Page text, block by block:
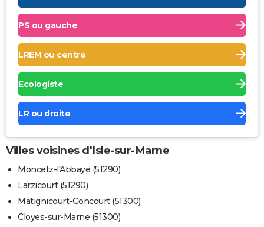
PS ou gauche
LREM ou centre
Ecologiste
LR ou droite
Villes voisines d'Isle-sur-Marne
Moncetz-l'Abbaye (51290)
Larzicourt (51290)
Matignicourt-Goncourt (51300)
Cloyes-sur-Marne (51300)